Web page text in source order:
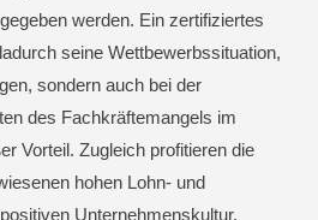
werden. Ein zertifiziertes
seine Wettbewerbssituation,
sondern auch bei der
des Fachkräftemangels im
Vorteil. Zugleich profitieren die
hohen Lohn- und
Unternehmenskultur.